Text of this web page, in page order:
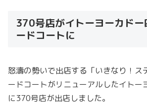
370号店がイトーヨーカドー
ードコートに
怒濤の勢いで出店する「いきなり！ス
ードコートがリニューアルしたイトー
に370号店が出店しました。